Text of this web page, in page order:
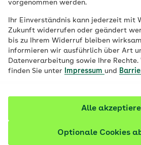
vorgenommen werden.
Ihr Einverständnis kann jederzeit mit
Zukunft widerrufen oder geändert
bis zu Ihrem Widerruf bleiben
informieren wir ausführlich über Art
Datenverarbeitung sowie Ihre
finden Sie unter
Impressum und
Optionale Cookies
Alle